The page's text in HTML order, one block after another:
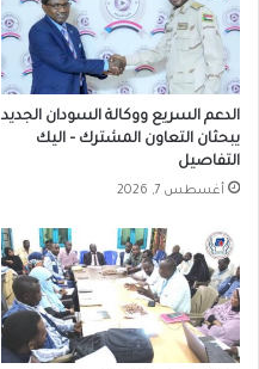
الدعم السريع ووكالة السودان الجديد
يبحثان التعاون المشترك – اليك
التفاصيل
أغسطس 7, 2026